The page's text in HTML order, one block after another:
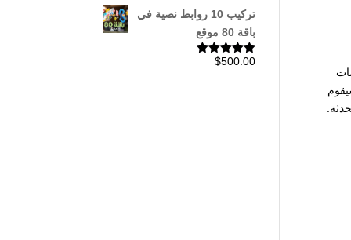
الأصلي
هو:
$450.00.
تركيب 10 روابط نصية في
باقة 80 موقع
تم التقييم
$500.00